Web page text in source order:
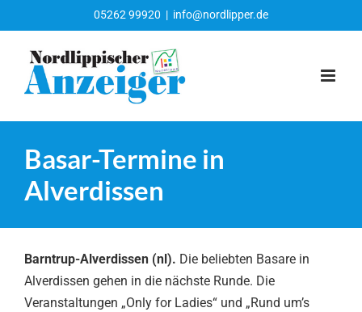
Inhalt
springen
05262 99920 | info@nordlipper.de
Basar-Termine in
Alverdissen
Barntrup-Alverdissen (nl). Die beliebten Basare in
Alverdissen gehen in die nächste Runde. Die
Veranstaltungen „Only for Ladies“ und „Rund um’s